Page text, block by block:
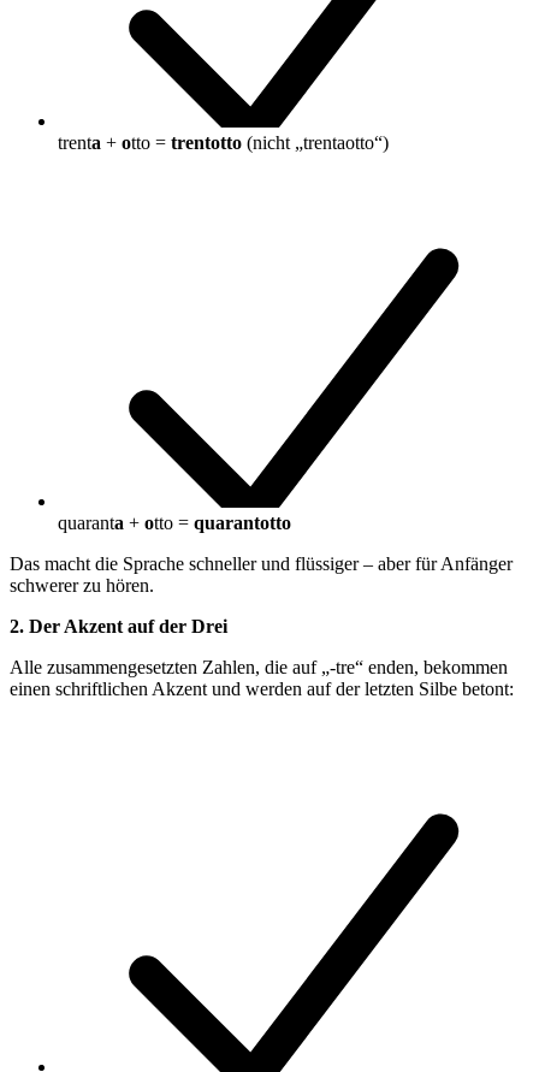
trenta + otto = trentotto (nicht „trentaotto“)
quaranta + otto = quarantotto
Das macht die Sprache schneller und flüssiger – aber für Anfänger
schwerer zu hören.
2. Der Akzent auf der Drei
Alle zusammengesetzten Zahlen, die auf „-tre“ enden, bekommen
einen schriftlichen Akzent und werden auf der letzten Silbe betont: